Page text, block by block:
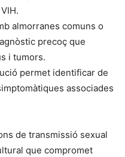
almorranes comuns o
precoç que
i tumors.
permet identificar de
associades
de transmissió sexual
que compromet